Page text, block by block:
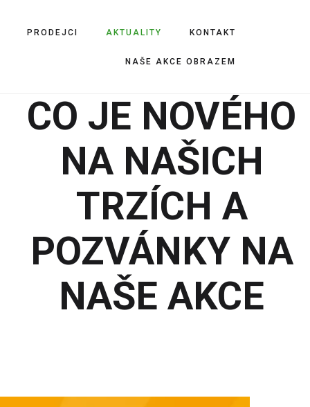
PRODEJCI AKTUALITY KONTAKT
NAŠE AKCE OBRAZEM
CO JE NOVÉHO
NA NAŠICH
TRZÍCH A
POZVÁNKY NA
NAŠE AKCE